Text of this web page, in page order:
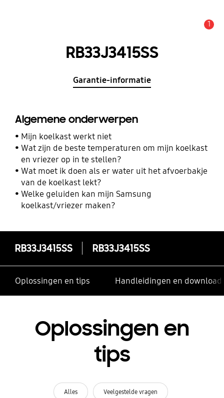
1
RB33J3415SS
Garantie-informatie
Algemene onderwerpen
Mijn koelkast werkt niet
Wat zijn de beste temperaturen om mijn koelkast
en vriezer op in te stellen?
Wat moet ik doen als er water uit het afvoerbakje
van de koelkast lekt?
Welke geluiden kan mijn Samsung
koelkast/vriezer maken?
RB33J3415SS RB33J3415SS
Oplossingen en tips Handleidingen en
Oplossingen en
tips
Alles Veelgestelde vragen